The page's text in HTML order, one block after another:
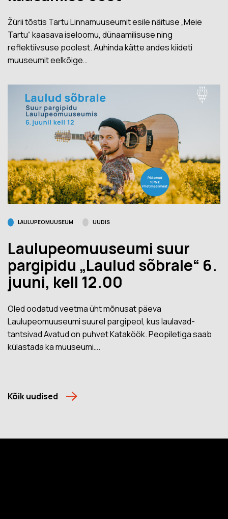
Žürii tõstis Tartu Linnamuuseumit esile näituse „Meie
Tartu“ kaasava iseloomu, dünaamilisuse ning
reflektiivsuse poolest. Auhinda kätte andes kiideti
muuseumit eelkõige…
LAULUPEOMUUSEUM UUDIS
Laulupeomuuseumi suur
pargipidu „Laulud sõbrale“ 6.
juuni, kell 12.00
Oled oodatud veetma üht mõnusat päeva
Laulupeomuuseumi suurel pargipeol, kus laulavad-
tantsivad Avatud on puhvet Kataköök. Peopiletiga saab
külastada ka muuseumi….
Kõik uudised